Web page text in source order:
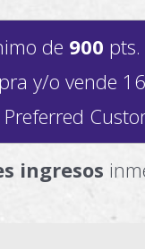
de 900
y/o vende
ingresos